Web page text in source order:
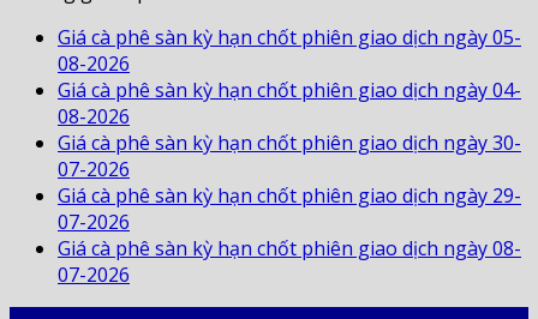
Giá cà phê sàn kỳ hạn chốt phiên giao dịch ngày 05-
08-2026
Giá cà phê sàn kỳ hạn chốt phiên giao dịch ngày 04-
08-2026
Giá cà phê sàn kỳ hạn chốt phiên giao dịch ngày 30-
07-2026
Giá cà phê sàn kỳ hạn chốt phiên giao dịch ngày 29-
07-2026
Giá cà phê sàn kỳ hạn chốt phiên giao dịch ngày 08-
07-2026